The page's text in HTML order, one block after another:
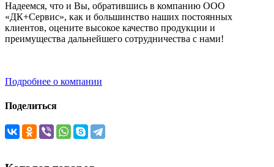
Надеемся, что и Вы, обратившись в компанию ООО
«ДК+Сервис», как и большинство наших постоянных
клиентов, оцените высокое качество продукции и
преимущества дальнейшего сотрудничества с нами!
Подробнее о компании
Поделиться